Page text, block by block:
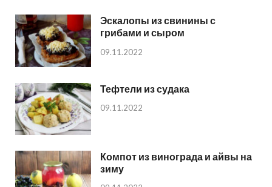
Эскалопы из свинины с
грибами и сыром
09.11.2022
Тефтели из судака
09.11.2022
Компот из винограда и айвы на
зиму